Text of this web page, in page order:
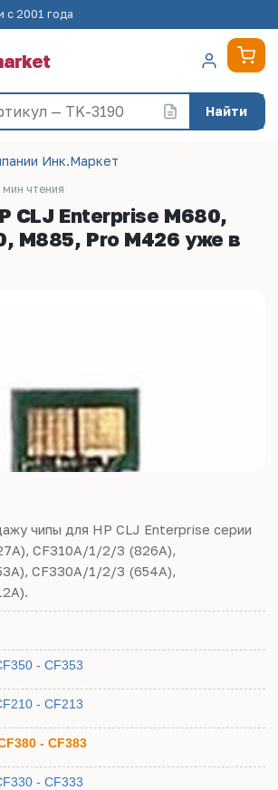
с 2001 года
Найти
Инк.Маркет
мин чтения
CLJ Enterprise M680,
M885, Pro M426 уже в
чипы для HP СLJ Enterprise серии
CF310A/1/2/3 (826A),
CF330A/1/2/3 (654A),
- CF353
- CF213
- CF383
- CF333